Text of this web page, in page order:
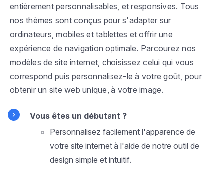
entièrement personnalisables, et responsives. Tous
nos thèmes sont conçus pour s'adapter sur
ordinateurs, mobiles et tablettes et offrir une
expérience de navigation optimale. Parcourez nos
modèles de site internet, choisissez celui qui vous
correspond puis personnalisez-le à votre goût, pour
obtenir un site web unique, à votre image.
Vous êtes un débutant ?
Personnalisez facilement l'apparence de
votre site internet à l'aide de notre outil de
design simple et intuitif.